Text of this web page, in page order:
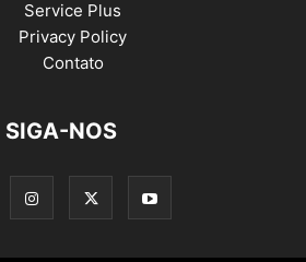
Service Plus
Privacy Policy
Contato
SIGA-NOS